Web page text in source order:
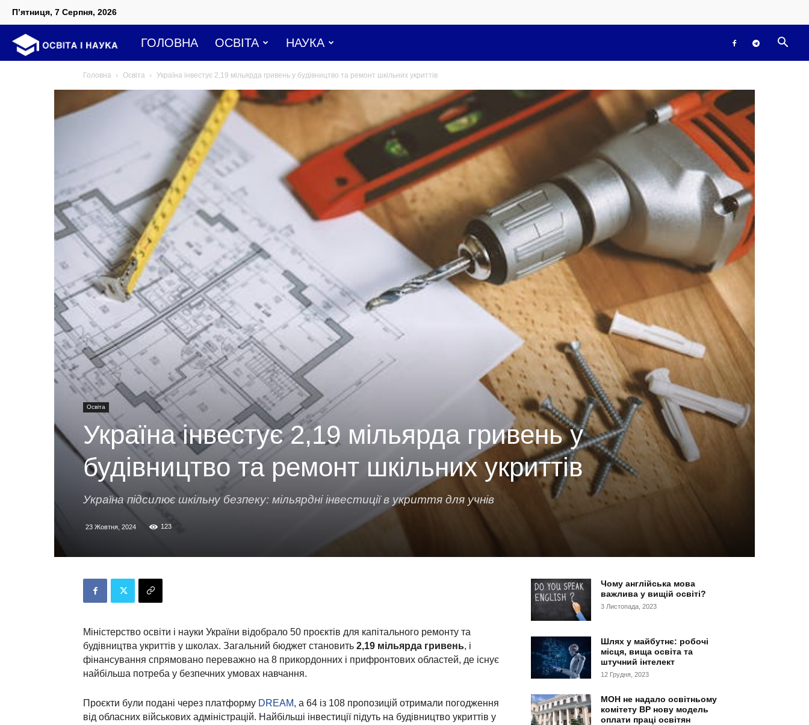
П’ятниця, 7 Серпня, 2026
Освіта
і
наука
ГОЛОВНА ОСВІТА НАУКА
Головна Освіта Україна інвестує 2,19 мільярда гривень у будівництво та ремонт шкільних укриттів
Освіта
Україна інвестує 2,19 мільярда гривень у
будівництво та ремонт шкільних укриттів
Україна підсилює шкільну безпеку: мільярдні інвестиції в укриття для учнів
23 Жовтня, 2024 123
Міністерство освіти і науки України відобрало 50 проєктів для капітального ремонту та
будівництва укриттів у школах. Загальний бюджет становить 2,19 мільярда гривень, і
фінансування спрямовано переважно на 8 прикордонних і прифронтових областей, де існує
найбільша потреба у безпечних умовах навчання.
Проєкти були подані через платформу DREAM, а 64 із 108 пропозицій отримали погодження
від обласних військових адміністрацій. Найбільші інвестиції підуть на будівництво укриттів у
Чому англійська мова
важлива у вищій освіті?
3 Листопада, 2023
Шлях у майбутнє: робочі
місця, вища освіта та
штучний інтелект
12 Грудня, 2023
МОН не надало освітньому
комітету ВР нову модель
оплати праці освітян